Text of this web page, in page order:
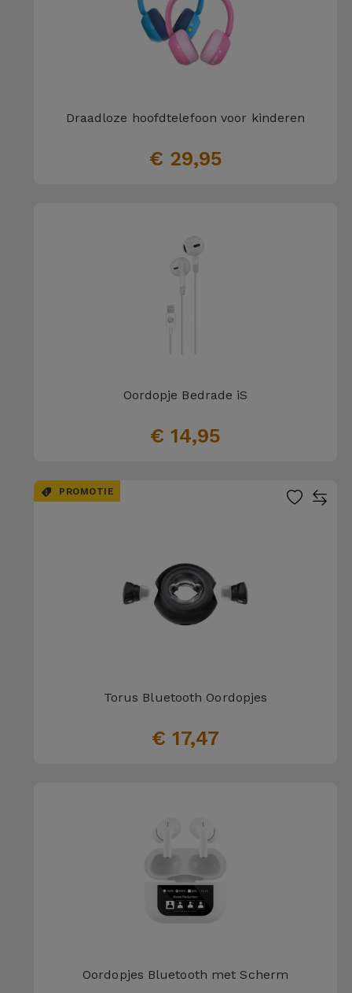
Draadloze hoofdtelefoon voor kinderen
€ 29,95
Oordopje Bedrade iS
€ 14,95
PROMOTIE
Torus Bluetooth Oordopjes
€ 17,47
Oordopjes Bluetooth met Scherm